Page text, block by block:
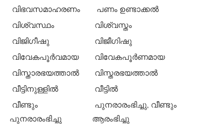
വിഭവസമാഹരണം
പണം ഉണ്ടാക്കല്‍
വിശ്വസ്ഥം
വിശ്വസ്തം
വിജിഗീഷു
വിജീഗിഷു
വിവേകപൂര്‍വമായ
വിവേകപൂര്‍ണമായ
വിസ്താരഭയത്താല്‍
വിസ്തരഭയത്താല്‍
വീട്ടിനുള്ളില്‍
വീട്ടില്‍
വീണ്ടും
പുനരാരംഭിച്ചു
പുനരാരംഭിച്ചു, വീണ്ടും
ആരംഭിച്ചു